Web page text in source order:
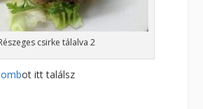
csirke tálalva 2
ot itt találsz